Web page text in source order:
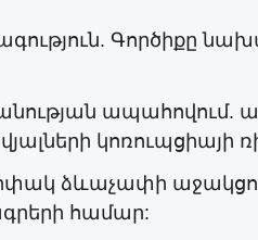
Գործիքը
ապահովում.
կոռուպցիայի
ձևաչափի
համար: